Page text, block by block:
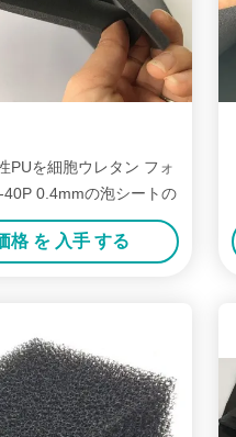
PUを細胞ウレタン フォ
40P 0.4mmの泡シートの
格 を 入手 する